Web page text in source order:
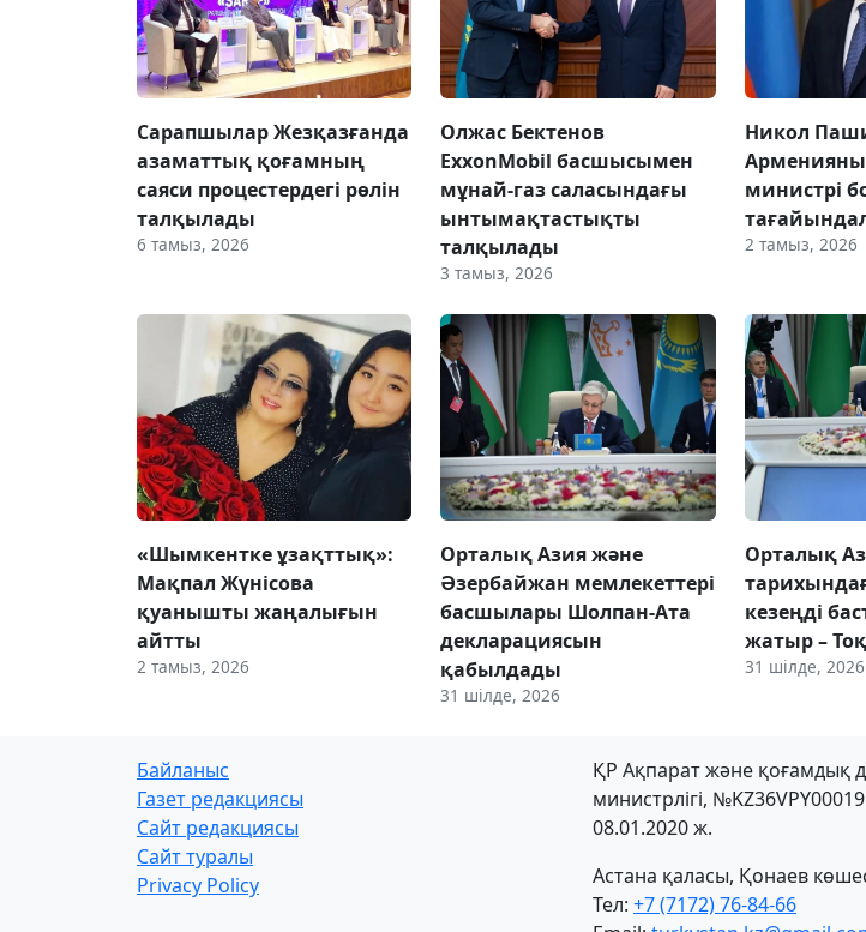
Сарапшылар Жезқазғанда
азаматтық қоғамның
саяси процестердегі рөлін
талқылады
6 тамыз, 2026
Олжас Бектенов
ExxonMobil басшысымен
мұнай-газ саласындағы
ынтымақтастықты
талқылады
3 тамыз, 2026
Никол
министрі
2 тамыз, 2026
«Шымкентке ұзақттық»:
Мақпал Жүнісова
қуанышты жаңалығын
айтты
2 тамыз, 2026
Орталық Азия және
Әзербайжан мемлекеттері
басшылары Шолпан-Ата
декларациясын
қабылдады
31 шілде, 2026
Орталық
кезеңді
жатыр –
31 шілде, 2026
Байланыс
Газет редакциясы
Сайт редакциясы
Сайт туралы
Privacy Policy
ҚР Ақпарат және қоғамдық
министрлігі,
08.01.2020 ж.
Астана қаласы, Қонаев
Тел: +7 (7172) 76-84-66